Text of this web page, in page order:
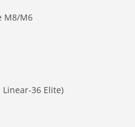
M8/M6
36 Elite)